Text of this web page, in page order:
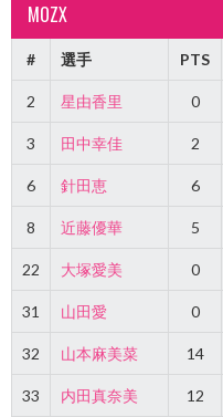
MOZX
# 選手 PTS
2 星由香里 0
3 田中幸佳 2
6 針田恵 6
8 近藤優華 5
22 大塚愛美 0
31 山田愛 0
32 山本麻美菜 14
33 内田真奈美 12